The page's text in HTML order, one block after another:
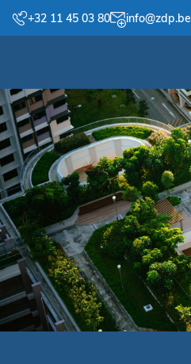
+32 11 45 03 80 info@zdp.be